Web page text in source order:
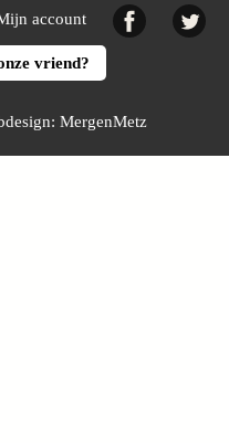
account Facebook
vriend?
MergenMetz